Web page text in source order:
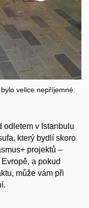
velice nepříjemné.
odletem v Istanbulu
který bydlí skoro
projektů –
a pokud
může vám při